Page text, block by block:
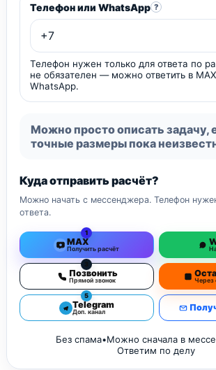
Телефон или WhatsApp ?
Телефон нужен только для ответа по
не обязателен — можно ответить в
WhatsApp.
Можно просто описать задачу,
точные размеры пока
Куда отправить расчёт?
Можно начать с мессенджера. Телефон
ответа.
1
MAX
Получить расчёт
3
Позвонить
Прямой звонок
Через
5
Telegram
Доп. канал
Без спама•Можно сначала в
Ответим по делу